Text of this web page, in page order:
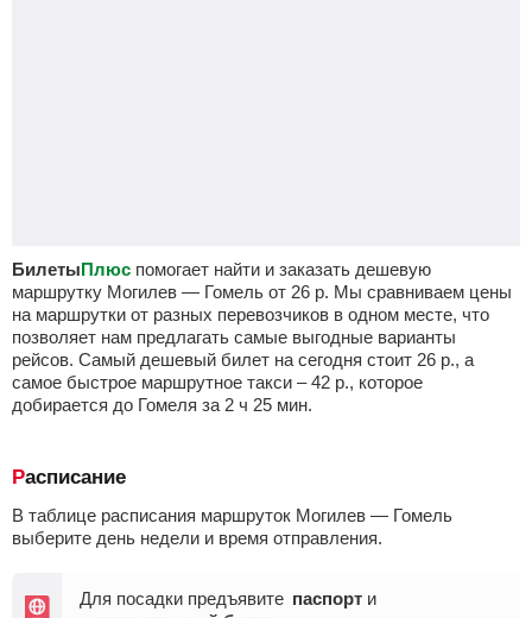
БилетыПлюс помогает найти и заказать дешевую
маршрутку Могилев — Гомель от 26 р. Мы сравниваем цены
на маршрутки от разных перевозчиков в одном месте, что
позволяет нам предлагать самые выгодные варианты
рейсов. Самый дешевый билет на сегодня стоит 26 р., а
самое быстрое маршрутное такси –42 р., которое
добирается до Гомеля за 2 ч 25 мин.
Расписание
В таблице расписания маршруток Могилев — Гомель
выберите день недели и время отправления.
Для посадки предъявите паспорт и